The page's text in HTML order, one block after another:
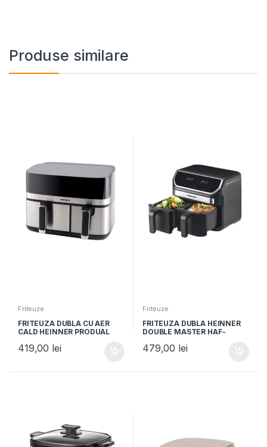
Produse similare
Friteuze
FRITEUZA DUBLA CU AER
CALD HEINNER PRODUAL
Putere 1700W, Capacitate
419,00 lei
Friteuze
FRITEUZA DUBLA HEINNER
DOUBLE MASTER HAF-
Capacitate 8.5L, Display
479,00 lei